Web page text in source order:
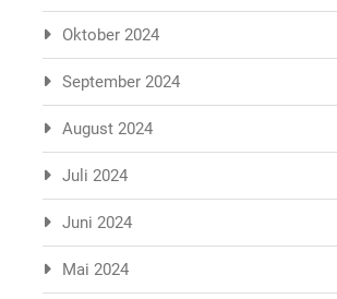
Oktober 2024
September 2024
August 2024
Juli 2024
Juni 2024
Mai 2024